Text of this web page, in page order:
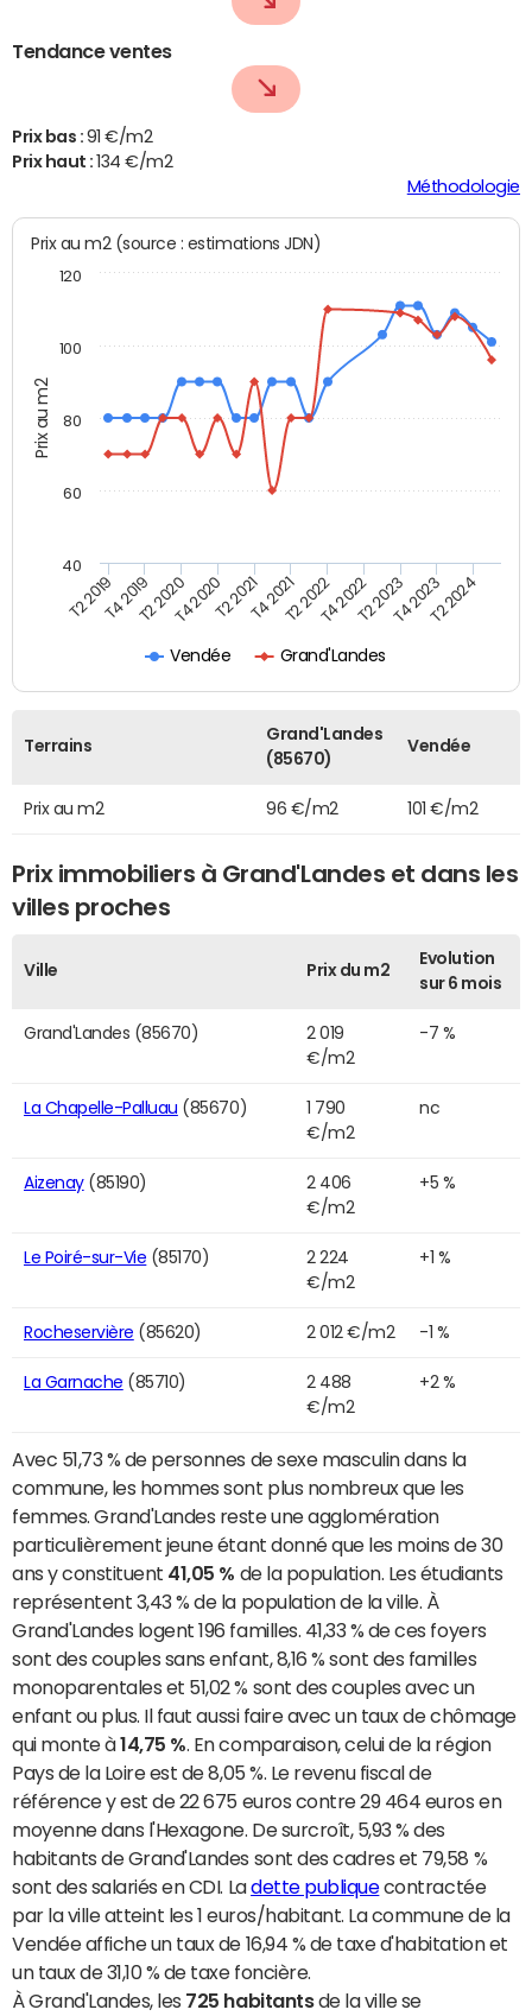
Tendance ventes
Prix bas : 91 €/m2
Prix haut : 134 €/m2
Méthodologie
Prix au m2
Prix au m2 (source : estimations JDN)
Vendée Grand'Landes
T2 2019T4 2019T2 2020T4 2020T2 2021T4 2021T2 2022T4 2022T2 2023T4 2023T2 2024
60
80
100
120
40
Terrains
Grand'Landes
(85670)
Vendée
Prix au m2 96 €/m2 101 €/m2
Prix immobiliers à Grand'Landes et dans les
villes proches
Ville Prix du m2
Evolution
sur 6 mois
Grand'Landes (85670)
2 019
€/m2
-7 %
La Chapelle-Palluau (85670)
1 790
€/m2
nc
Aizenay(85190)
2 406
€/m2
+5 %
Le Poiré-sur-Vie (85170)
2 224
€/m2
+1 %
Rocheservière (85620) 2 012 €/m2 -1 %
La Garnache (85710)
2 488
€/m2
+2 %
Avec 51,73 % de personnes de sexe masculin dans la
commune, les hommes sont plus nombreux que les
femmes. Grand'Landes reste une agglomération
particulièrement jeune étant donné que les moins de 30
ans y constituent 41,05 % de la population. Les étudiants
représentent 3,43 % de la population de la ville. À
Grand'Landes logent 196 familles. 41,33 % de ces foyers
sont des couples sans enfant, 8,16 % sont des familles
monoparentales et 51,02 % sont des couples avec un
enfant ou plus. Il faut aussi faire avec un taux de chômage
qui monte à14,75 %. En comparaison, celui de la région
Pays de la Loire est de 8,05 %. Le revenu fiscal de
référence y est de 22 675 euros contre 29 464 euros en
moyenne dans l'Hexagone. De surcroît, 5,93 % des
habitants de Grand'Landes sont des cadres et 79,58 %
sont des salariés en CDI. Ladette publiquecontractée
par la ville atteint les 1 euros/habitant. La commune de la
Vendée affiche un taux de 16,94 % de taxe d'habitation et
un taux de 31,10 % de taxe foncière.
À Grand'Landes, les 725 habitantsde la ville se